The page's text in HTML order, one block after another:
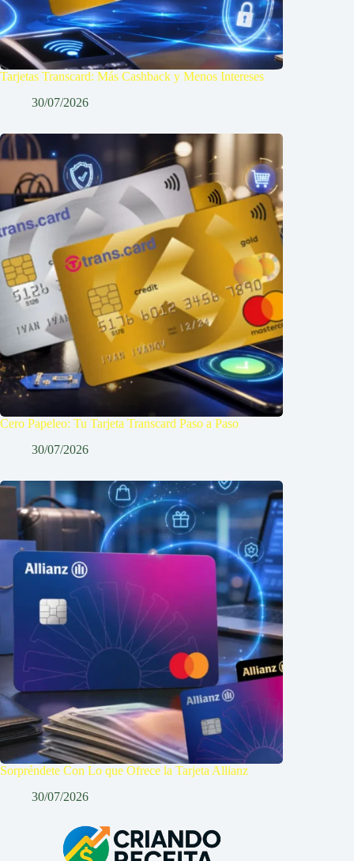
Tarjetas Transcard: Más Cashback y Menos Intereses
30/07/2026
Cero Papeleo: Tu Tarjeta Transcard Paso a Paso
30/07/2026
Sorpréndete Con Lo que Ofrece la Tarjeta Allianz
30/07/2026